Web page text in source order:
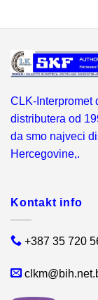
CLK-Interpromet
distributera od
da smo najveci
Hercegovine,.
Kontakt info
+387 35 720